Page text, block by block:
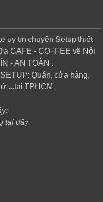
uy tín chuyên Setup thiết
CAFE - COFFEE về Nội
- AN TOÀN .
Quán, cửa hàng,
...tại TPHCM
tại đây: